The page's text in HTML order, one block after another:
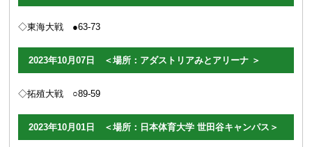
◇東海大戦 ●63-73
2023年10月07日 ＜場所：アダストリアみとアリーナ ＞
◇拓殖大戦 ○89-59
2023年10月01日 ＜場所：日本体育大学 世田谷キャンパス＞